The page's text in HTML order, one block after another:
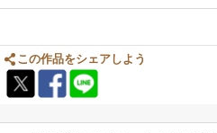
この作品をシェアしよう